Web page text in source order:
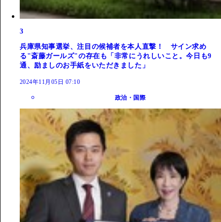
3
兵庫県知事選挙、注目の候補者を本人直撃！ サイン求め
る"斎藤ガールズ"の存在も「非常にうれしいこと。今日も9
通、励ましのお手紙をいただきました」
2024年11月05日 07:10
政治・国際